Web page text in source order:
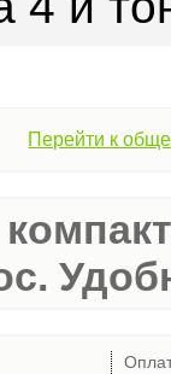
Перейти к